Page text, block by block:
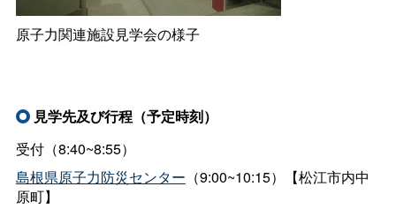
原子力関連施設見学会の様子
見学先及び行程（予定時刻）
受付（8:40~8:55）
島根県原子力防災センター （9:00~10:15）【松江市内中
原町】